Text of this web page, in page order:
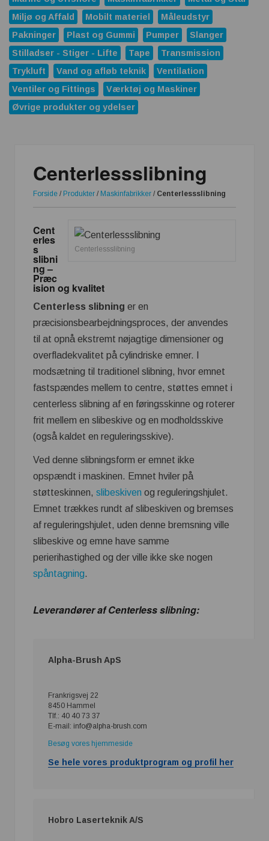
Miljø og Affald
Mobilt materiel
Måleudstyr
Pakninger
Plast og Gummi Pumper
Slanger
Stilladser - Stiger - Lifte
Tape
Transmission
Trykluft
Vand og afløb teknik
Ventilation
Ventiler og Fittings
Værktøj og Maskiner
Øvrige produkter og ydelser
Centerlessslibning
Forside / Produkter / Maskinfabrikker / Centerlessslibning
Centerlessslibning
Cent
erles
s
slibni
ng –
Præc
ision og kvalitet
Centerless slibning er en
præcisionsbearbejdningsproces, der anvendes
til at opnå ekstremt nøjagtige dimensioner og
overfladekvalitet på cylindriske emner. I
modsætning til traditionel slibning, hvor emnet
fastspændes mellem to centre, støttes emnet i
centerless slibning af en føringsskinne og roterer
frit mellem en slibeskive og en modholdsskive
(også kaldet en reguleringsskive).
Ved denne slibningsform er emnet ikke
opspændt i maskinen. Emnet hviler på
støtteskinnen, slibeskiven og reguleringshjulet.
Emnet trækkes rundt af slibeskiven og bremses
af reguleringshjulet, uden denne bremsning ville
slibeskive og emne have samme
perierihastighed og der ville ikke ske nogen
spåntagning.
Leverandører af Centerless slibning:
Alpha-Brush ApS
Frankrigsvej 22
8450 Hammel
Tlf.: 40 40 73 37
E-mail: info@alpha-brush.com
Besøg vores hjemmeside
Se hele vores produktprogram og profil her
Hobro Laserteknik A/S